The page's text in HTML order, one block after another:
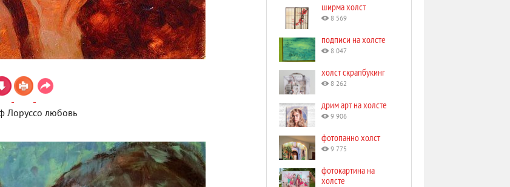
Лоруссо любовь
ширма холст
8 569
подписи на холсте
8 047
холст скрапбукинг
8 262
дрим арт на холсте
9 906
фотопанно холст
9 775
фотокартина на
холсте